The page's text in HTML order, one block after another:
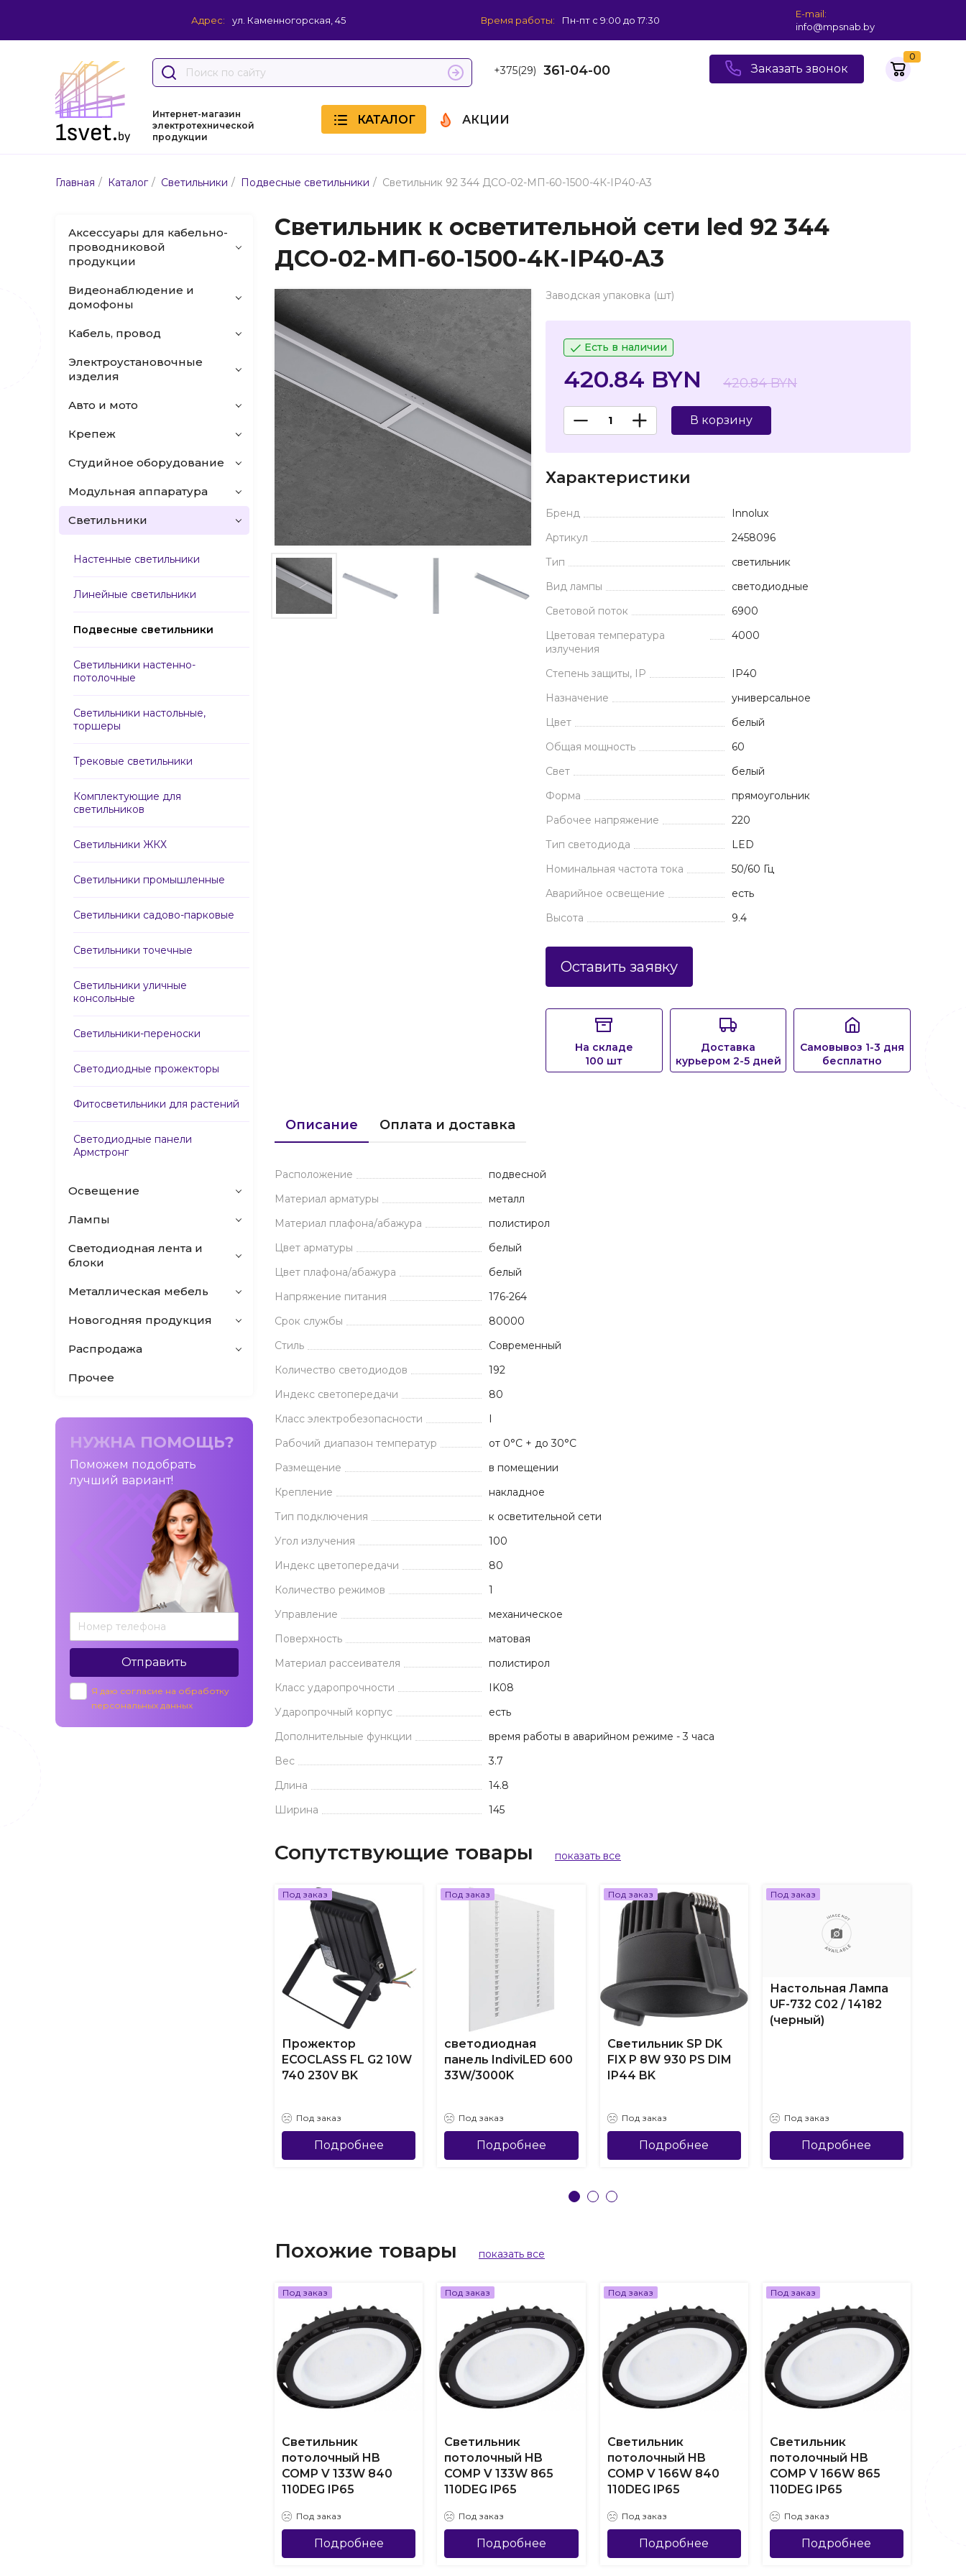
Адрес: ул. Каменногорская, 45 Время работы: Пн-пт с 9:00 до 17:30
E-mail:
info@mpsnab.by
+375(29) 361-04-00 Заказать звонок
0
Интернет-магазин
электротехнической
продукции
КАТАЛОГ АКЦИИ
Главная / Каталог / Светильники / Подвесные светильники / Светильник 92 344 ДСО-02-МП-60-1500-4К-IP40-A3
Аксессуары для кабельно-
проводниковой
продукции
Видеонаблюдение и
домофоны
Кабель, провод
Электроустановочные
изделия
Авто и мото
Крепеж
Студийное оборудование
Модульная аппаратура
Светильники
Настенные светильники
Линейные светильники
Подвесные светильники
Светильники настенно-
потолочные
Светильники настольные,
торшеры
Трековые светильники
Комплектующие для
светильников
Светильники ЖКХ
Светильники промышленные
Светильники садово-парковые
Светильники точечные
Светильники уличные
консольные
Светильники-переноски
Светодиодные прожекторы
Фитосветильники для растений
Светодиодные панели
Армстронг
Освещение
Лампы
Светодиодная лента и
блоки
Металлическая мебель
Новогодняя продукция
Распродажа
Прочее
НУЖНА ПОМОЩЬ?
Поможем подобрать
лучший вариант!
Отправить
Я даю согласие на обработку
персональных данных
Светильник к осветительной сети led 92 344
ДСО-02-МП-60-1500-4К-IP40-A3
Заводская упаковка (шт)
Есть в наличии
420.84 BYN 420.84 BYN
В корзину
Характеристики
Бренд
Innolux
Артикул
2458096
Тип
светильник
Вид лампы
светодиодные
Световой поток
6900
Цветовая температура
излучения
4000
Степень защиты, IP
IP40
Назначение
универсальное
Цвет
белый
Общая мощность
60
Свет
белый
Форма
прямоугольник
Рабочее напряжение
220
Тип светодиода
LED
Номинальная частота тока
50/60 Гц
Аварийное освещение
есть
Высота
9.4
Оставить заявку
На складе
100 шт
Доставка
курьером 2-5 дней
Самовывоз 1-3 дня
бесплатно
Описание Оплата и доставка
Расположение
подвесной
Материал арматуры
металл
Материал плафона/абажура
полистирол
Цвет арматуры
белый
Цвет плафона/абажура
белый
Напряжение питания
176-264
Срок службы
80000
Стиль
Современный
Количество светодиодов
192
Индекс светопередачи
80
Класс электробезопасности
I
Рабочий диапазон температур
от 0°C + до 30°C
Размещение
в помещении
Крепление
накладное
Тип подключения
к осветительной сети
Угол излучения
100
Индекс цветопередачи
80
Количество режимов
1
Управление
механическое
Поверхность
матовая
Материал рассеивателя
полистирол
Класс ударопрочности
IK08
Ударопрочный корпус
есть
Дополнительные функции
время работы в аварийном режиме - 3 часа
Вес
3.7
Длина
14.8
Ширина
145
Сопутствующие товары показать все
Под заказ
Прожектор
ECOCLASS FL G2 10W
740 230V BK
Под заказ
Подробнее
Под заказ
светодиодная
панель IndiviLED 600
33W/3000K
Под заказ
Подробнее
Под заказ
Светильник SP DK
FIX P 8W 930 PS DIM
IP44 BK
Под заказ
Подробнее
Под заказ
Настольная Лампа
UF-732 C02 / 14182
(черный)
Под заказ
Подробнее
Похожие товары показать все
Под заказ
Светильник
потолочный HB
COMP V 133W 840
110DEG IP65
Под заказ
Подробнее
Под заказ
Светильник
потолочный HB
COMP V 133W 865
110DEG IP65
Под заказ
Подробнее
Под заказ
Светильник
потолочный HB
COMP V 166W 840
110DEG IP65
Под заказ
Подробнее
Под заказ
Светильник
потолочный HB
COMP V 166W 865
110DEG IP65
Под заказ
Подробнее